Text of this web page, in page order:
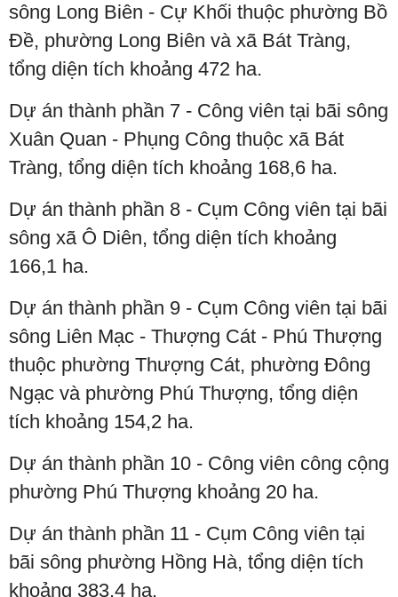
sông Long Biên - Cự Khối thuộc phường Bồ
Đề, phường Long Biên và xã Bát Tràng,
tổng diện tích khoảng 472 ha.
Dự án thành phần 7 - Công viên tại bãi sông
Xuân Quan - Phụng Công thuộc xã Bát
Tràng, tổng diện tích khoảng 168,6 ha.
Dự án thành phần 8 - Cụm Công viên tại bãi
sông xã Ô Diên, tổng diện tích khoảng
166,1 ha.
Dự án thành phần 9 - Cụm Công viên tại bãi
sông Liên Mạc - Thượng Cát - Phú Thượng
thuộc phường Thượng Cát, phường Đông
Ngạc và phường Phú Thượng, tổng diện
tích khoảng 154,2 ha.
Dự án thành phần 10 - Công viên công cộng
phường Phú Thượng khoảng 20 ha.
Dự án thành phần 11 - Cụm Công viên tại
bãi sông phường Hồng Hà, tổng diện tích
khoảng 383,4 ha.